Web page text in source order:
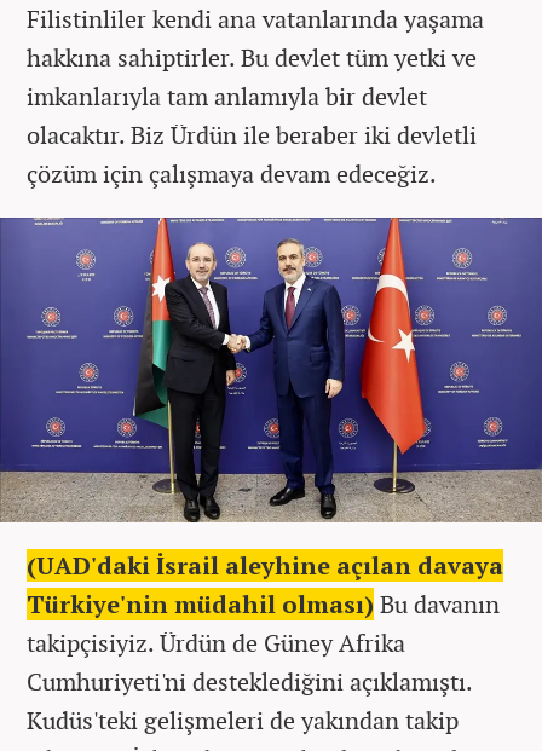
Filistinliler kendi ana vatanlarında yaşama
hakkına sahiptirler. Bu devlet tüm yetki ve
imkanlarıyla tam anlamıyla bir devlet
olacaktır. Biz Ürdün ile beraber iki devletli
çözüm için çalışmaya devam edeceğiz.
(UAD'daki İsrail aleyhine açılan davaya
Türkiye'nin müdahil olması) Bu davanın
takipçisiyiz. Ürdün de Güney Afrika
Cumhuriyeti'ni desteklediğini açıklamıştı.
Kudüs'teki gelişmeleri de yakından takip